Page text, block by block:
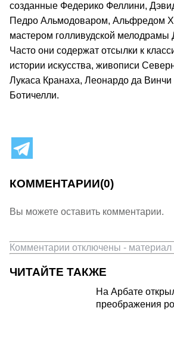
созданные Федерико Феллини,
Педро Альмодоваром, Альфредом
мастером голливудской мелодрамы
Часто они содержат отсылки к
истории искусства, живописи
Лукаса Кранаха, Леонардо да
Ботичелли.
КОММЕНТАРИИ(0)
Вы можете оставить комментарии.
Комментарии отключены -
ЧИТАЙТЕ ТАКЖЕ
На Арбате
преображения